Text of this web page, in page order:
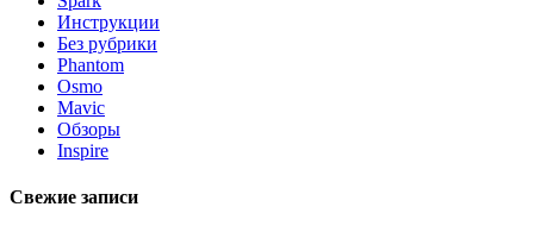
Инструкции
Без рубрики
Phantom
Osmo
Mavic
Обзоры
Inspire
Свежие записи